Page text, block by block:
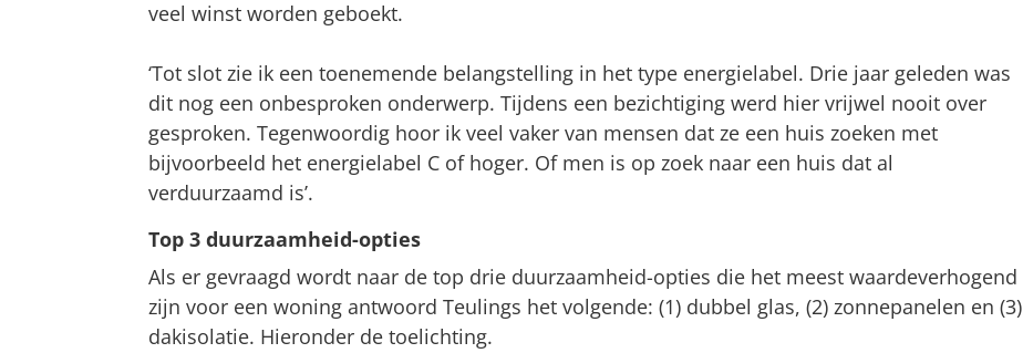
veel winst worden geboekt.
‘Tot slot zie ik een toenemende belangstelling in het type energielabel. Drie jaar geleden was
dit nog een onbesproken onderwerp. Tijdens een bezichtiging werd hier vrijwel nooit over
gesproken. Tegenwoordig hoor ik veel vaker van mensen dat ze een huis zoeken met
bijvoorbeeld het energielabel C of hoger. Of men is op zoek naar een huis dat al
verduurzaamd is’.
Top 3 duurzaamheid-opties
Als er gevraagd wordt naar de top drie duurzaamheid-opties die het meest waardeverhogend
zijn voor een woning antwoord Teulings het volgende: (1) dubbel glas, (2) zonnepanelen en (3)
dakisolatie. Hieronder de toelichting.